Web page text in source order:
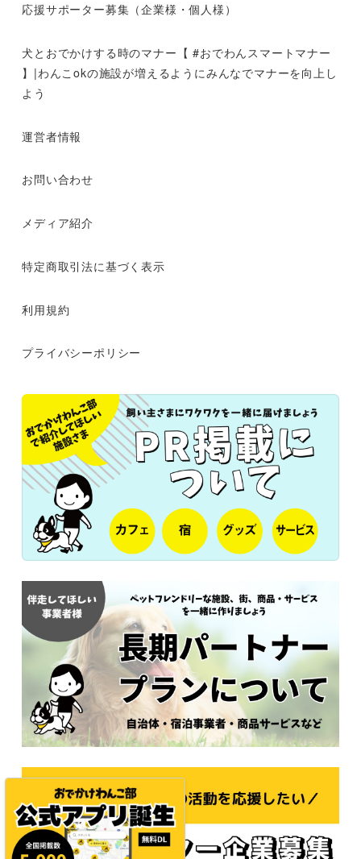
応援サポーター募集（企業様・個人様）
犬とおでかけする時のマナー【 #おでわんスマートマナー
】|わんこokの施設が増えるようにみんなでマナーを向上し
よう
運営者情報
お問い合わせ
メディア紹介
特定商取引法に基づく表示
利用規約
プライバシーポリシー